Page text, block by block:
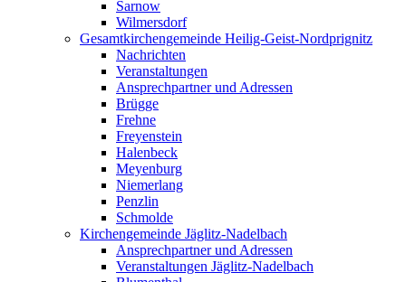
Sarnow
Wilmersdorf
Gesamtkirchengemeinde Heilig-Geist-Nordprignitz
Nachrichten
Veranstaltungen
Ansprechpartner und Adressen
Brügge
Frehne
Freyenstein
Halenbeck
Meyenburg
Niemerlang
Penzlin
Schmolde
Kirchengemeinde Jäglitz-Nadelbach
Ansprechpartner und Adressen
Veranstaltungen Jäglitz-Nadelbach